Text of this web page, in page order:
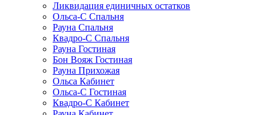
Ликвидация единичных остатков
Ольса-С Спальня
Рауна Спальня
Квадро-С Спальня
Рауна Гостиная
Бон Вояж Гостиная
Рауна Прихожая
Ольса Кабинет
Ольса-С Гостиная
Квадро-С Кабинет